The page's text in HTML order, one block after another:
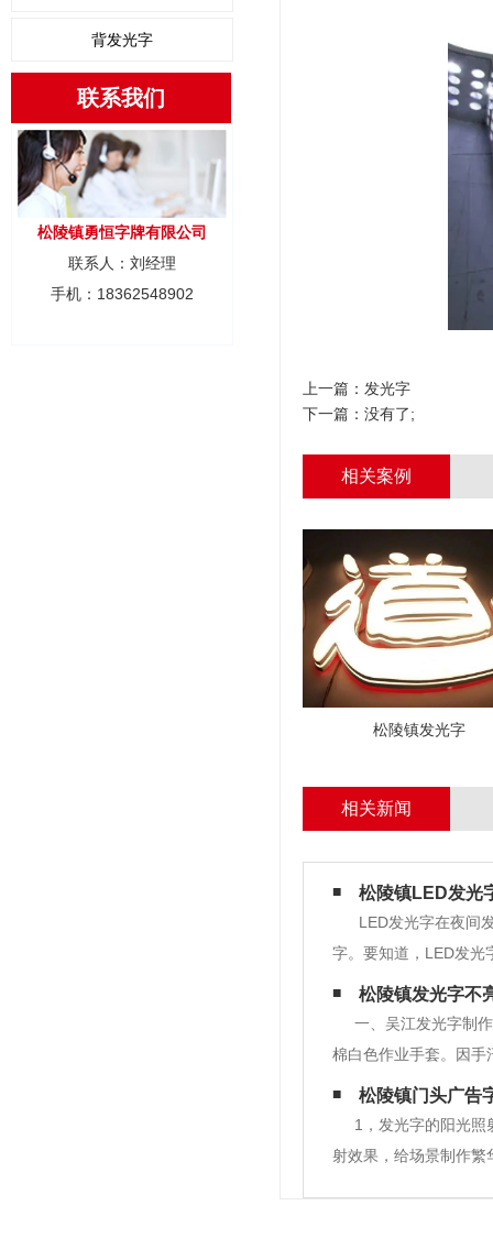
背发光字
联系我们
松陵镇勇恒字牌有限公司
联系人：刘经理
手机：18362548902
上一篇： 发光字
下一篇：没有了;
相关案例
松陵镇发光字
相关新闻
松陵镇LED发光
LED发光字在夜间
字。要知道，LED发光
上冲击力很强，色彩
字大气，无论是白天还
松陵镇发光字不
一、吴江发光字制
棉白色作业手套。因手
旧变色，失去原某些
上。轻拿、平起、平
松陵镇门头广告
1，发光字的阳光照
射效果，给场景制作繁